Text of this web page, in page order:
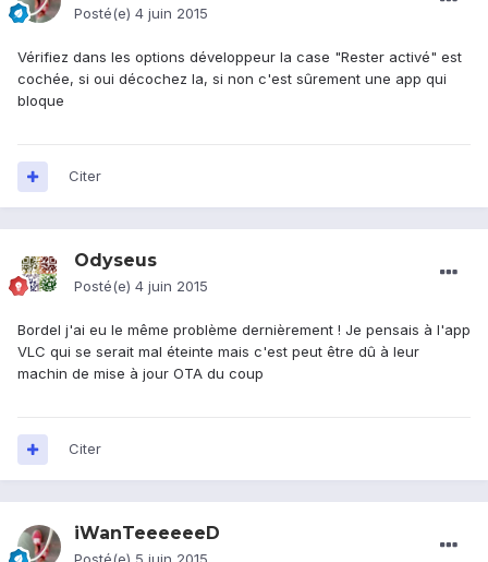
Posté(e) 4 juin 2015
Vérifiez dans les options développeur la case "Rester activé" est
cochée, si oui décochez la, si non c'est sûrement une app qui
bloque
Citer
Odyseus
Posté(e) 4 juin 2015
Bordel j'ai eu le même problème dernièrement ! Je pensais à l'app
VLC qui se serait mal éteinte mais c'est peut être dû à leur
machin de mise à jour OTA du coup
Citer
iWanTeeeeeeD